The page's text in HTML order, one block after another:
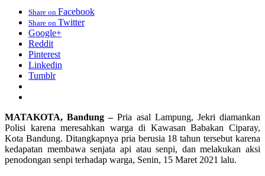
Share on Facebook
Share on Twitter
Google+
Reddit
Pinterest
Linkedin
Tumblr
MATAKOTA, Bandung –Pria asal Lampung, Jekri diamankan
Polisi karena meresahkan warga di Kawasan Babakan Ciparay,
Kota Bandung. Ditangkapnya pria berusia 18 tahun tersebut karena
kedapatan membawa senjata api atau senpi, dan melakukan aksi
penodongan senpi terhadap warga, Senin, 15 Maret 2021 lalu.